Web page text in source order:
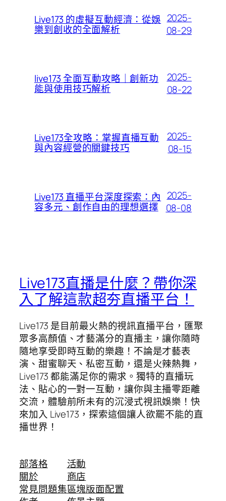
Live173 的虛擬互動經濟：從娛
樂到創收的全面解析
2025-
08-29
live173 全面互動攻略｜創新功
能與使用技巧解析
2025-
08-22
Live173全攻略：掌握直播互動
與內容經營的關鍵技巧
2025-
08-15
Live173 直播平台深度探索：內
容多元、創作自由的理想選擇
2025-
08-08
Live173直播是什麼？帶你深
入了解這款超夯直播平台！
Live173 是目前最火熱的視訊直播平台，匯聚
眾多高顏值、才藝滿分的直播主，讓你隨時
隨地享受即時互動的樂趣！不論是才藝表
演、甜蜜聊天、私密互動，還是火辣熱舞，
Live173 都能滿足你的需求。獨特的直播玩
法、貼心的一對一互動，讓你與主播零距離
交流，體驗前所未有的沉浸式視訊娛樂！快
來加入 Live173，探索這個讓人欲罷不能的直
播世界！
部落格
關於
常見問題集
活動
商店
區塊版面配置